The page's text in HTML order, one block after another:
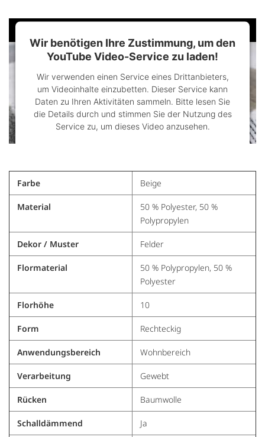
Wir benötigen Ihre Zustimmung, um den
YouTube Video-Service zu laden!
Wir verwenden einen Service eines Drittanbieters,
um Videoinhalte einzubetten. Dieser Service kann
Daten zu Ihren Aktivitäten sammeln. Bitte lesen Sie
die Details durch und stimmen Sie der Nutzung des
Service zu, um dieses Video anzusehen.
Akzeptieren
Usercentrics Consent Management
Trusted Shops
Farbe Beige
Material
50 % Polyester, 50 %
Polypropylen
Dekor / Muster Felder
Flormaterial
50 % Polypropylen, 50 %
Polyester
Florhöhe 10
Form Rechteckig
Anwendungsbereich Wohnbereich
Verarbeitung Gewebt
Rücken Baumwolle
Schalldämmend Ja